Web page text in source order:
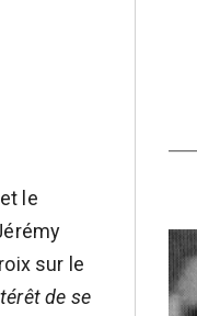
le
sur le
de se